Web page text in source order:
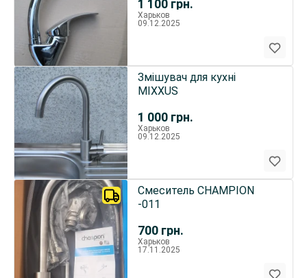
1 100 грн.
Харьков
09.12.2025
1 000 грн.
Змішувач для кухні
MIXXUS
Харьков
09.12.2025
700 грн.
Смеситель CHAMPION
-011
Харьков
17.11.2025